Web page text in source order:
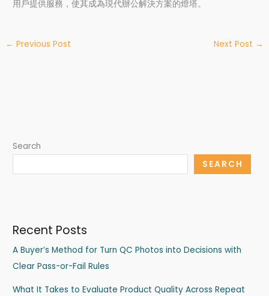
用戶提供服務，使其成為現代辦公解決方案的燈塔。
← Previous Post Next Post →
Search
SEARCH
Recent Posts
A Buyer’s Method for Turn QC Photos into Decisions with
Clear Pass-or-Fail Rules
What It Takes to Evaluate Product Quality Across Repeat